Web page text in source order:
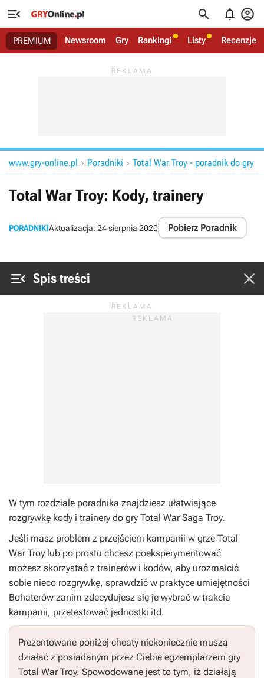
   
PREMIUM Newsroom Gry Rankingi Listy Recenzje
www.gry-online.pl  Poradniki  Total War Troy - poradnik do gry
Total War Troy: Kody, trainery
PORADNIKIAktualizacja: 24 sierpnia 2020 Pobierz Poradnik
 Spis treści 
W tym rozdziale poradnika znajdziesz ułatwiające
rozgrywkę kody i trainery do gry Total War Saga Troy.
Jeśli masz problem z przejściem kampanii w grze Total
War Troy lub po prostu chcesz poeksperymentować
możesz skorzystać z trainerów i kodów, aby urozmaicić
sobie nieco rozgrywkę, sprawdzić w praktyce umiejętności
Bohaterów zanim zdecydujesz się je wybrać w trakcie
kampanii, przetestować jednostki itd.
Prezentowane poniżej cheaty niekoniecznie muszą
działać z posiadanym przez Ciebie egzemplarzem gry
Total War Troy. Spowodowane jest to tym, iż działają